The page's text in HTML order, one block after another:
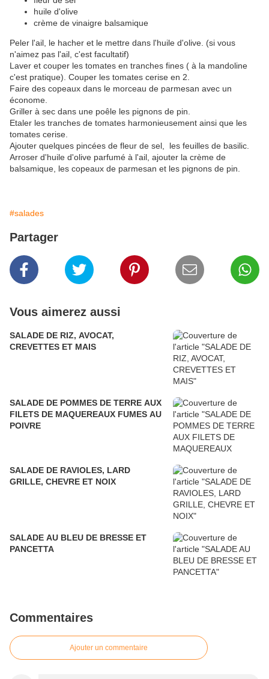
huile d'olive
crème de vinaigre balsamique
Peler l'ail, le hacher et le mettre dans l'huile d'olive. (si vous
n'aimez pas l'ail, c'est facultatif)
Laver et couper les tomates en tranches fines ( à la mandoline
c'est pratique). Couper les tomates cerise en 2.
Faire des copeaux dans le morceau de parmesan avec un
économe.
Griller à sec dans une poêle les pignons de pin.
Etaler les tranches de tomates harmonieusement ainsi que les
tomates cerise.
Ajouter quelques pincées de fleur de sel, les feuilles de basilic.
Arroser d'huile d'olive parfumé à l'ail, ajouter la crème de
balsamique, les copeaux de parmesan et les pignons de pin.
#salades
Partager
Vous aimerez aussi
SALADE DE RIZ, AVOCAT,
CREVETTES ET MAIS
SALADE DE POMMES DE TERRE AUX
FILETS DE MAQUEREAUX FUMES AU
POIVRE
SALADE DE RAVIOLES, LARD
GRILLE, CHEVRE ET NOIX
SALADE AU BLEU DE BRESSE ET
PANCETTA
Commentaires
Ajouter un commentaire